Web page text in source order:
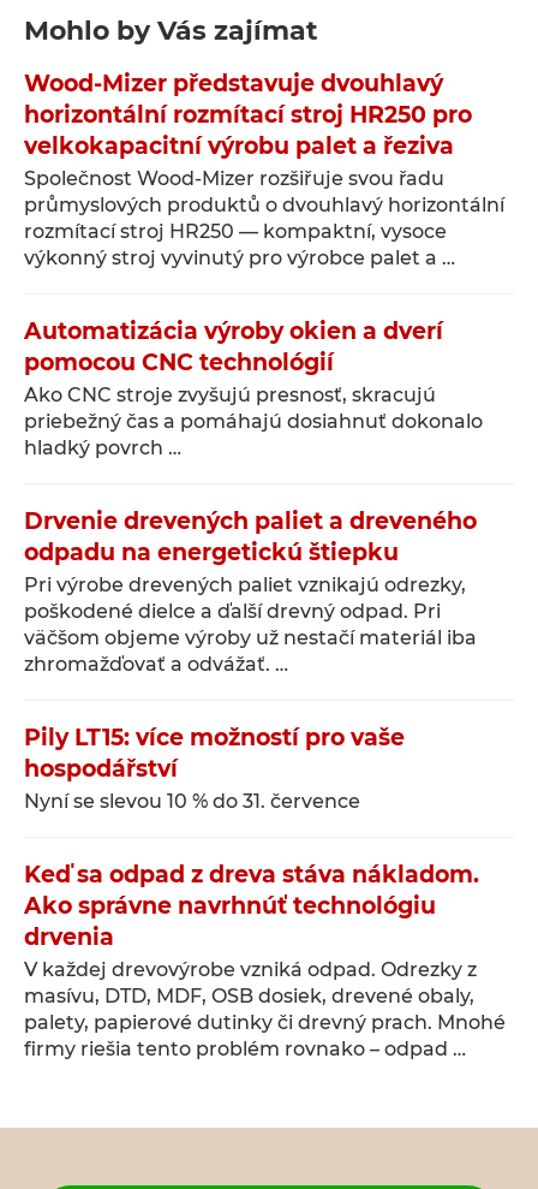
Mohlo by Vás zajímat
Wood-Mizer představuje dvouhlavý
horizontální rozmítací stroj HR250 pro
velkokapacitní výrobu palet a řeziva
Společnost Wood-Mizer rozšiřuje svou řadu
průmyslových produktů o dvouhlavý horizontální
rozmítací stroj HR250 — kompaktní, vysoce
výkonný stroj vyvinutý pro výrobce palet a …
Automatizácia výroby okien a dverí
pomocou CNC technológií
Ako CNC stroje zvyšujú presnosť, skracujú
priebežný čas a pomáhajú dosiahnuť dokonalo
hladký povrch …
Drvenie drevených paliet a dreveného
odpadu na energetickú štiepku
Pri výrobe drevených paliet vznikajú odrezky,
poškodené dielce a ďalší drevný odpad. Pri
väčšom objeme výroby už nestačí materiál iba
zhromažďovať a odvážať. …
Pily LT15: více možností pro vaše
hospodářství
Nyní se slevou 10 % do 31. července
Keď sa odpad z dreva stáva nákladom.
Ako správne navrhnúť technológiu
drvenia
V každej drevovýrobe vzniká odpad. Odrezky z
masívu, DTD, MDF, OSB dosiek, drevené obaly,
palety, papierové dutinky či drevný prach. Mnohé
firmy riešia tento problém rovnako – odpad …